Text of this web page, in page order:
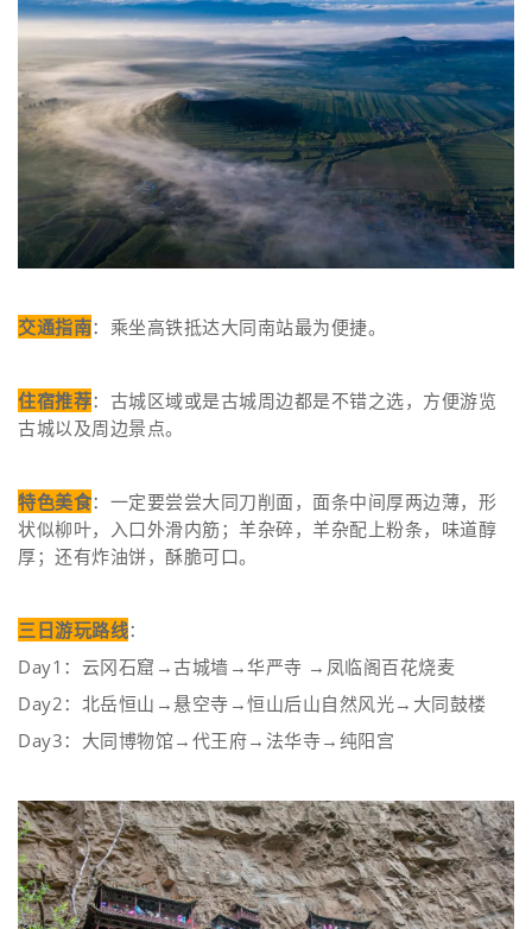
交通指南：乘坐高铁抵达大同南站最为便捷。
住宿推荐：古城区域或是古城周边都是不错之选，方便游览
古城以及周边景点。
特色美食：一定要尝尝大同刀削面，面条中间厚两边薄，形
状似柳叶，入口外滑内筋；羊杂碎，羊杂配上粉条，味道醇
厚；还有炸油饼，酥脆可口。
三日游玩路线：
Day1：云冈石窟→古城墙→华严寺 →凤临阁百花烧麦
Day2：北岳恒山→悬空寺→恒山后山自然风光→大同鼓楼
Day3：大同博物馆→代王府→法华寺→纯阳宫